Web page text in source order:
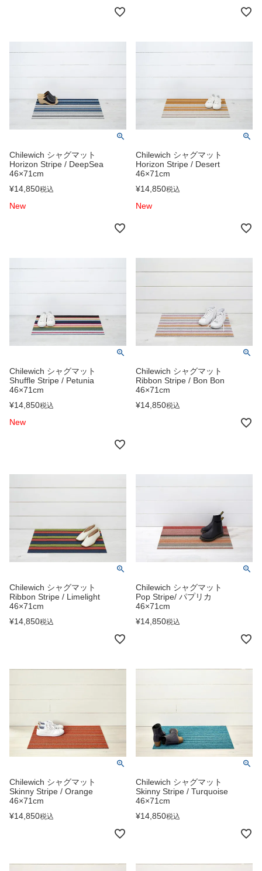
Chilewich シャグマット
Horizon Stripe / DeepSea
46×71cm
¥14,850税込
New
Chilewich シャグマット
Horizon Stripe / Desert
46×71cm
¥14,850税込
New
Chilewich シャグマット
Shuffle Stripe / Petunia
46×71cm
¥14,850税込
New
Chilewich シャグマット
Ribbon Stripe / Bon Bon
46×71cm
¥14,850税込
Chilewich シャグマット
Ribbon Stripe / Limelight
46×71cm
¥14,850税込
Chilewich シャグマット
Pop Stripe/ パプリカ
46×71cm
¥14,850税込
Chilewich シャグマット
Skinny Stripe / Orange
46×71cm
¥14,850税込
Chilewich シャグマット
Skinny Stripe / Turquoise
46×71cm
¥14,850税込